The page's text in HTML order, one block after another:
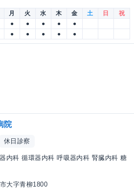
月 火 水 木 金 土 日
祝
● ● ● ●
●
● ● ● ● ●
院
休日診察
内科 循環器内科 呼吸器内科 腎臓内科 糖
大字青柳1800